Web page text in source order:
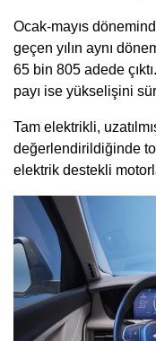
Ocak-mayıs
geçen yılın aynı
65 bin 805 adede
payı ise yükselişini
Tam elektrikli,
değerlendirildiğinde
elektrik destekli